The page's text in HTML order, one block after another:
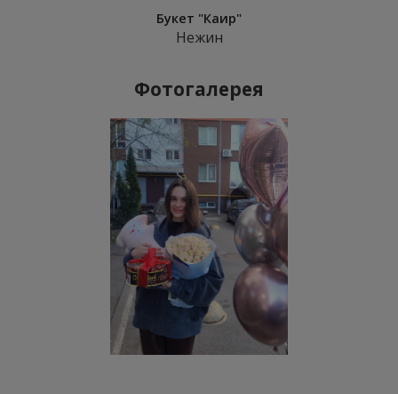
Букет "Каир"
Нежин
Фотогалерея